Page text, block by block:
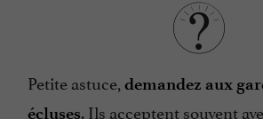
Petite astuce, demandez aux
écluses. Ils acceptent souvent